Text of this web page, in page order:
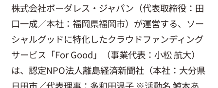
イベント
プレスルーム
株式会社ボーダレス・ジャパン（代表取締役：田
口一成／本社：福岡県福岡市）が運営する、ソー
シャルグッドに特化したクラウドファンディング
サービス「For Good」（事業代表：小松 航大）
は、認定NPO法人離島経済新聞社（本社：大分県